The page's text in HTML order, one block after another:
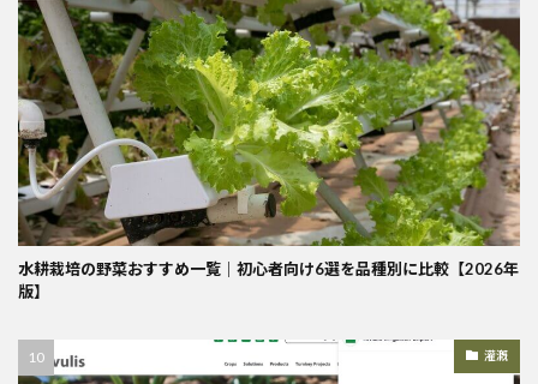
水耕栽培の野菜おすすめ一覧｜初心者向け6選を品種別に比較【2026年
版】
灌漑